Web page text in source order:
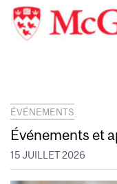
ÉVÉNEMENTS
Événements et
15 JUILLET 2026